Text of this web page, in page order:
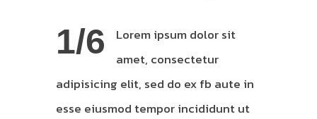
1/6
Lorem ipsum dolor sit
amet, consectetur
adipisicing elit, sed do ex fb aute in
esse eiusmod tempor incididunt ut